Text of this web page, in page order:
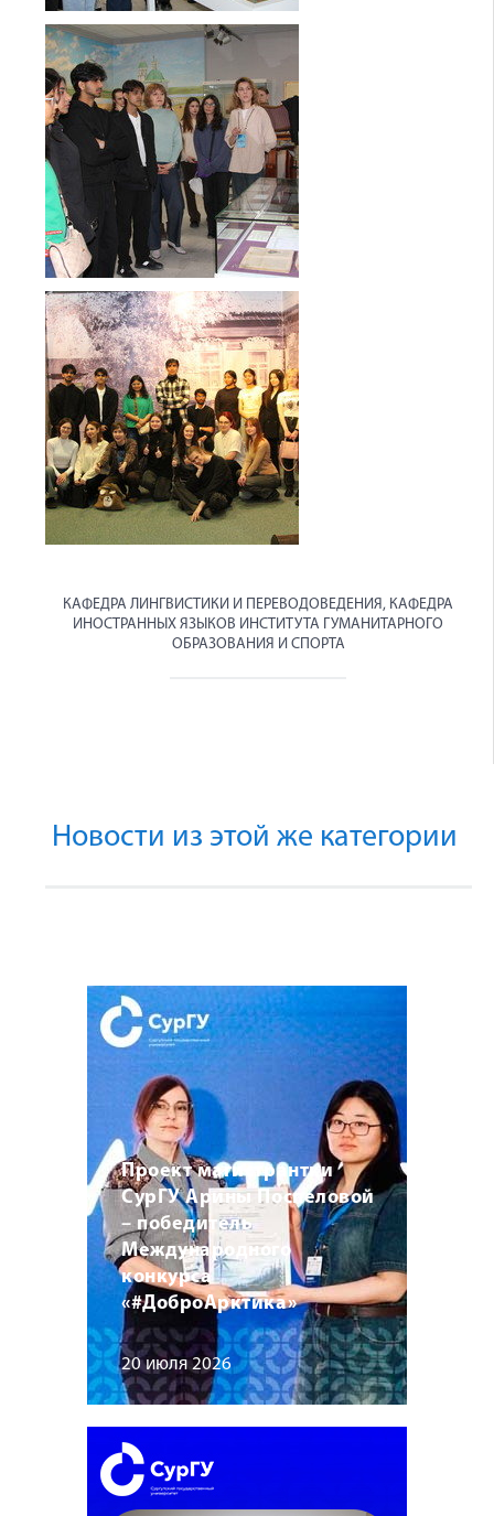
КАФЕДРА ЛИНГВИСТИКИ И ПЕРЕВОДОВЕДЕНИЯ, КАФЕДРА
ИНОСТРАННЫХ ЯЗЫКОВ ИНСТИТУТА ГУМАНИТАРНОГО
ОБРАЗОВАНИЯ И СПОРТА
Новости из этой же категории
Проект магистрантки
СурГУ Арины Поспеловой
– победитель
Международного
конкурса
«#ДоброАрктика»
20 июля 2026